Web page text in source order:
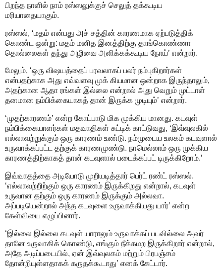
பிறந்த நாளில் நாம் ரஸ்ஸலுக்குச் செலுத் தக்கூடிய
மரியாதையாகும்.
ரஸ்ஸல், ‘மதம் என்பது அச் சத்தின் காரணமாக ஏற்படுத்திக்
கொண்ட ஒன்று: மதம் மனித இனத்திற்கு தாங்கொண்ணா
தொல்லைகள் தந்து அழிவை அளிக்கக்கூடிய நோய்’ என்றார்.
மேலும், ‘ஒரு விஷயத்தைப் பரவலாகப் பலர் நம்புகிறார்கள்
என்பதற்காக அது எவ்வளவு முக் கியமான ஒன்றாக இருந்தாலும்,
அதற்கான ஆதா ரங்கள் இல்லை என்றால் அது வெறும் முட்டாள்
தனமான நம்பிக்கையாகத் தான் இருக்க முடியும்’ என்றார்.
‘முதற்காரணம்’ என்ற கோட்பாடு மிக முக்கிய மானது. கடவுள்
நம்பிக்கையாளர்கள் மதவாதிகள் சுட்டிக் காட்டுவது, ‘இவ்வுலகில்
எல்லாவற்றுக்கும் ஒரு காரணம் உண்டு. நம்முடைய உலகம் கடவுளால்
உருவாக்கப்பட்ட தற்குக் காரணமுண்டு. நாமெல்லாம் ஒரு முக்கிய
காரணத்திற்காகத் தான் கடவுளால் படைக்கப்பட் டிருக்கிறோம்.’
இவ்வாதத்தை அடியோடு முறியடித்தார் பெர்ட் ரண்ட் ரஸ்ஸல்.
‘எல்லாவற்றிற்கும் ஒரு காரணம் இருக்கிறது என்றால், கடவுள்
உருவான தற்கும் ஒரு காரணம் இருக்கும் அல்லவா.
அப்படியென்றால் அந்த கடவுளை உருவாக்கியது யார்’ என்ற
கேள்வியை எழுப்பினார்.
‘இல்லை இல்லை கடவுள் யாராலும் உருவாக்கப் படவில்லை அவர்
தானே உருவாகிக் கொண்டு, எங்கும் நீக்கமற இருக்கிறார் என்றால்,
அதே அடிப்படையில், ஏன் இவ்வுலகம் மற்றும் பிரபஞ்சம்
தோன்றியுள்ளதாகக் கருதக்கூடாது’ எனக் கேட்டார்.